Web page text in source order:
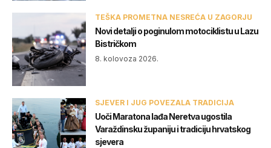
TEŠKA PROMETNA NESREĆA U ZAGORJU
Novi detalji o poginulom motociklistu u Lazu
Bistričkom
8. kolovoza 2026.
SJEVER I JUG POVEZALA TRADICIJA
Uoči Maratona lađa Neretva ugostila
Varaždinsku županiju i tradiciju hrvatskog
sjevera